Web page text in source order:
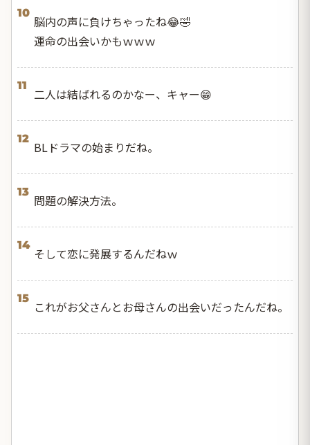
10
脳内の声に負けちゃったね😂🤣
運命の出会いかもｗｗｗ
11
二人は結ばれるのかなー、キャー😁
12
BLドラマの始まりだね。
13
問題の解決方法。
14
そして恋に発展するんだねｗ
15
これがお父さんとお母さんの出会いだったんだね。